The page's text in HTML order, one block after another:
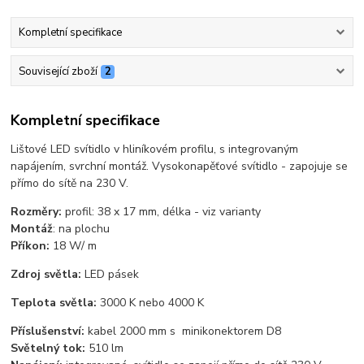
Kompletní specifikace
Související zboží 2
Kompletní specifikace
Lištové LED svítidlo v hliníkovém profilu, s integrovaným
napájením, svrchní montáž. Vysokonapěťové svítidlo - zapojuje se
přímo do sítě na 230 V.
Rozměry: profil: 38 x 17 mm, délka - viz varianty
Montáž: na plochu
Příkon: 18 W/ m
Zdroj světla:LED pásek
Teplota světla:3000 K nebo 4000 K
Příslušenství: kabel 2000 mm s minikonektorem D8
Světelný tok: 510 lm